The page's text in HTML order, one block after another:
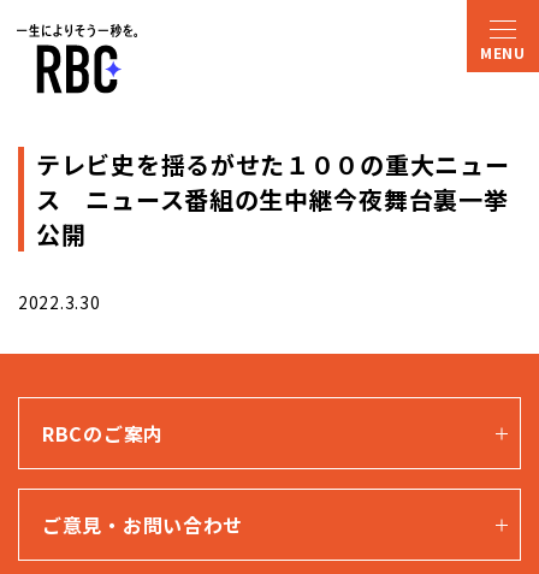
テレビ史を揺るがせた１００の重大ニュー
ス ニュース番組の生中継今夜舞台裏一挙
公開
2022.3.30
RBCのご案内
ご意見・お問い合わせ